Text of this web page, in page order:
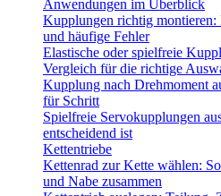
Anwendungen im Überblick
Kupplungen richtig
und häufige Fehler
Elastische oder spielfreie
Vergleich für die richtige
Kupplung nach Drehmoment
für Schritt
Spielfreie Servokupplungen
entscheidend ist
Kettentriebe
Kettenrad zur Kette wählen:
und Nabe zusammen